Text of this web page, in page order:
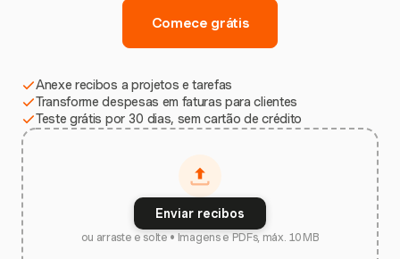
Comece grátis
Anexe recibos a projetos e tarefas
Transforme despesas em faturas para clientes
Teste grátis por 30 dias, sem cartão de crédito
Enviar recibos
ou arraste e solte • Imagens e PDFs, máx. 10 MB